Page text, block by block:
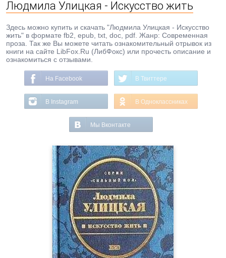
Людмила Улицкая - Искусство жить
Здесь можно купить и скачать "Людмила Улицкая - Искусство
жить" в формате fb2, epub, txt, doc, pdf. Жанр: Современная
проза. Так же Вы можете читать ознакомительный отрывок из
книги на сайте LibFox.Ru (ЛибФокс) или прочесть описание и
ознакомиться с отзывами.
На Facebook В Твиттере
В Instagram В Одноклассниках
Мы Вконтакте